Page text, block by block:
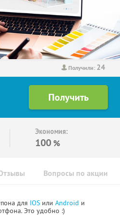
Получили: 24
Экономия:
100 %
Вопросы по акции
для IOS или Android и
Это удобно :)